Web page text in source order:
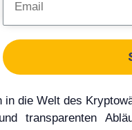
die Welt des
transparenten